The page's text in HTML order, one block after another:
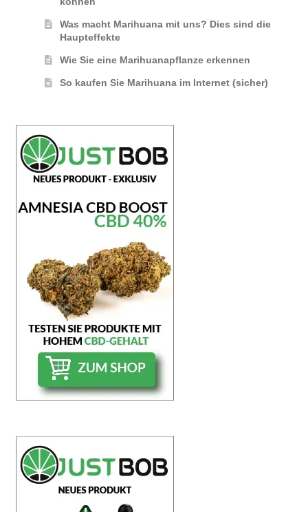
Was macht Marihuana mit uns? Dies sind die
Haupteffekte
Wie Sie eine Marihuanapflanze erkennen
So kaufen Sie Marihuana im Internet (sicher)